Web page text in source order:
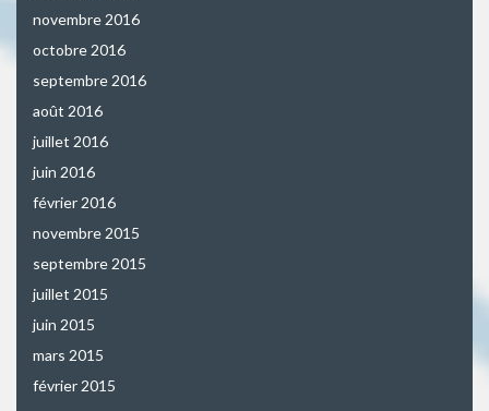
novembre 2016
octobre 2016
septembre 2016
août 2016
juillet 2016
juin 2016
février 2016
novembre 2015
septembre 2015
juillet 2015
juin 2015
mars 2015
février 2015